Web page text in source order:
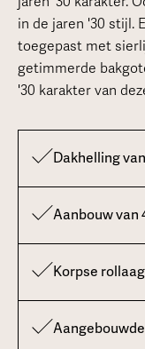
in de jaren '30 stijl.
toegepast met
getimmerde
'30 karakter van
Dakhelling
Aanbouw van
Korpse